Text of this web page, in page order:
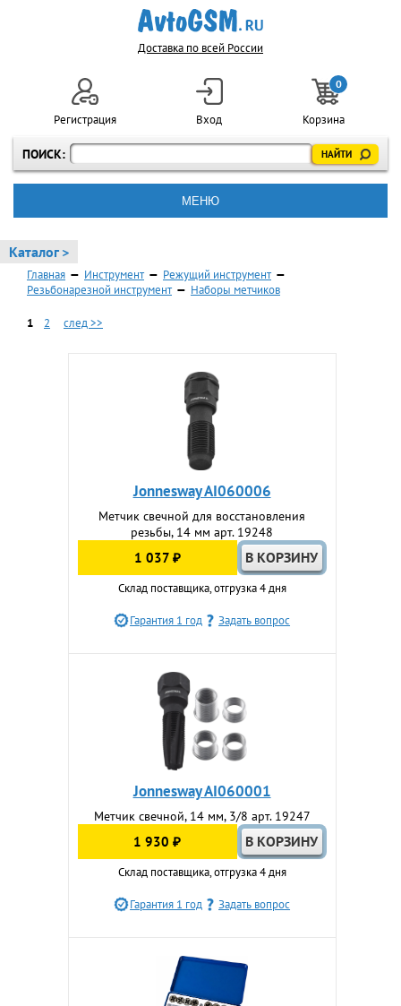
Доставка по всей России
ПОИСК:
Регистрация Вход
0
Корзина
МЕНЮ
Каталог >
Главная — Инструмент — Режущий инструмент —
Резьбонарезной инструмент — Наборы метчиков
1 2 след >>
Jonnesway AI060006
Метчик свечной для восстановления
резьбы, 14 мм арт. 19248
1 037 ₽
Склад поставщика, отгрузка 4 дня
Гарантия 1 год Задать вопрос
Jonnesway AI060001
Метчик свечной, 14 мм, 3/8 арт. 19247
1 930 ₽
Склад поставщика, отгрузка 4 дня
Гарантия 1 год Задать вопрос